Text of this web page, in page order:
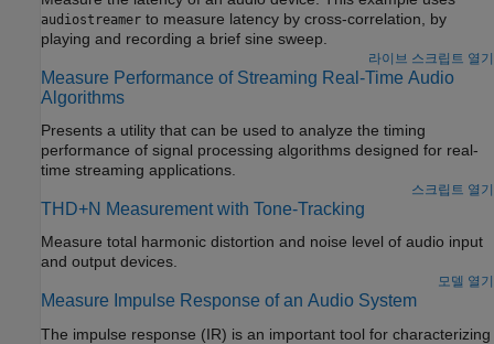
audiostreamer to measure latency by cross-correlation, by
playing and recording a brief sine sweep.
라이브 스크립트 열기
Measure Performance of Streaming Real-Time Audio
Algorithms
Presents a utility that can be used to analyze the timing
performance of signal processing algorithms designed for real-
time streaming applications.
스크립트 열기
THD+N Measurement with Tone-Tracking
Measure total harmonic distortion and noise level of audio input
and output devices.
모델 열기
Measure Impulse Response of an Audio System
The impulse response (IR) is an important tool for characterizing